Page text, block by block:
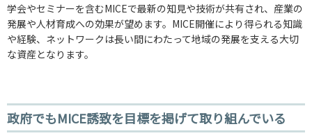
学会やセミナーを含むMICEで最新の知見や技術が共有され、産業の
発展や人材育成への効果が望めます。MICE開催により得られる知識
や経験、ネットワークは長い間にわたって地域の発展を支える大切
な資産となります。
政府でもMICE誘致を目標を掲げて取り組んでいる